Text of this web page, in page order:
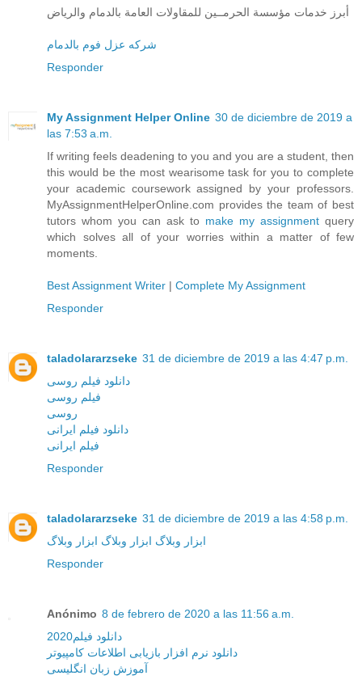
أبرز خدمات مؤسسة الحرمــين للمقاولات العامة بالدمام والرياض
شركه عزل فوم بالدمام
Responder
My Assignment Helper Online 30 de diciembre de 2019 a
las 7:53 a.m.
If writing feels deadening to you and you are a student, then
this would be the most wearisome task for you to complete
your academic coursework assigned by your professors.
MyAssignmentHelperOnline.com provides the team of best
tutors whom you can ask to make my assignment query
which solves all of your worries within a matter of few
moments.
Best Assignment Writer | Complete My Assignment
Responder
taladolararzseke 31 de diciembre de 2019 a las 4:47 p.m.
دانلود فیلم روسی
فیلم روسی
روسی
دانلود فیلم ایرانی
فیلم ایرانی
Responder
taladolararzseke 31 de diciembre de 2019 a las 4:58 p.m.
ابزار وبلاگ ابزار وبلاگ ابزار وبلاگ
Responder
Anónimo 8 de febrero de 2020 a las 11:56 a.m.
دانلود فیلم2020
دانلود نرم افزار بازیابی اطلاعات کامپیوتر
آموزش زبان انگلیسی